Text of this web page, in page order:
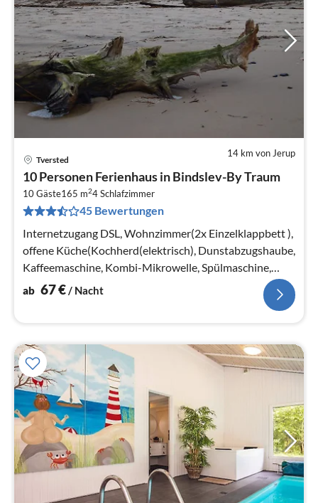
14 km von Jerup
Tversted
10 Personen Ferienhaus in Bindslev-By Traum
10 Gäste165 m24Schlafzimmer
45 Bewertungen
Internetzugang DSL, Wohnzimmer(2x Einzelklappbett ),
offene Küche(Kochherd(elektrisch), Dunstabzugshaube,
Kaffeemaschine, Kombi-Mikrowelle, Spülmaschine,
Kühl-/Gefrierkombination, ...
ab 67€ / Nacht